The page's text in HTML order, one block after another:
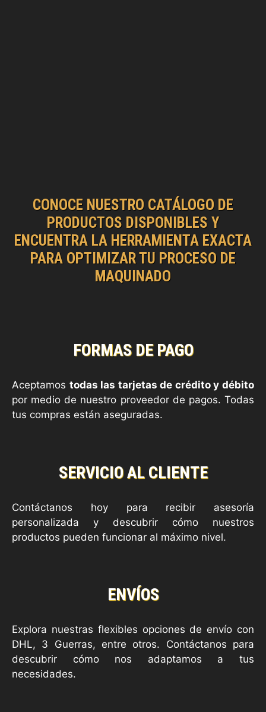
CONOCE NUESTRO CATÁLOGO DE
PRODUCTOS DISPONIBLES Y
ENCUENTRA LA HERRAMIENTA EXACTA
PARA OPTIMIZAR TU PROCESO DE
MAQUINADO
FORMAS DE PAGO
Aceptamos todas las tarjetas de crédito y débito
por medio de nuestro proveedor de pagos. Todas
tus compras están aseguradas.
SERVICIO AL CLIENTE
Contáctanos hoy para recibir asesoría
personalizada y descubrir cómo nuestros
productos pueden funcionar al máximo nivel.
ENVÍOS
Explora nuestras flexibles opciones de envío con
DHL, 3 Guerras, entre otros. Contáctanos para
descubrir cómo nos adaptamos a tus
necesidades.